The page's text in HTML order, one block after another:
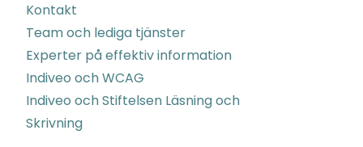
Kontakt
Team och lediga tjänster
Experter på effektiv information
Indiveo och WCAG
Indiveo och Stiftelsen Läsning och
Skrivning